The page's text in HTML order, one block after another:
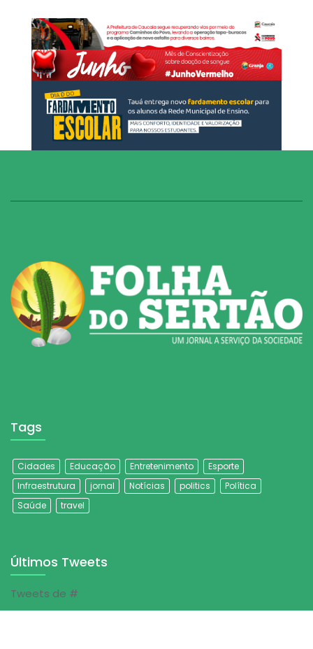
Tags
Cidades Educação Entretenimento
Esporte
Infraestrutura
jornal Notícias politics
Política
Saúde
travel
Últimos Tweets
Tweets de #